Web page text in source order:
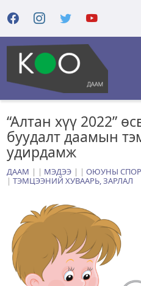
“Алтан хүү 2022”
буудалт даамын
удирдамж
ДААМ | МЭДЭЭ | ОЮУНЫ
| ТЭМЦЭЭНИЙ ХУВААРЬ, ЗАРЛАЛ